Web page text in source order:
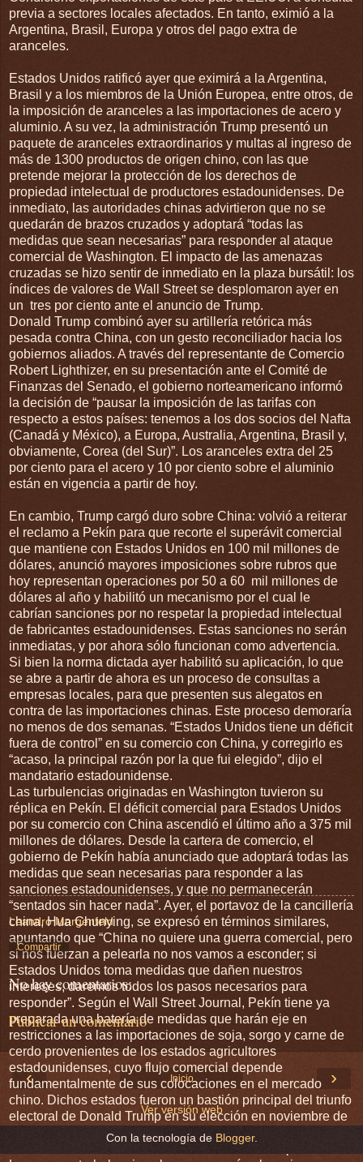
previa a sectores locales afectados. En tanto, eximió a la
Argentina, Brasil, Europa y otros del pago extra de
aranceles.
Estados Unidos ratificó ayer que eximirá a la Argentina,
Brasil y a los miembros de la Unión Europea, entre otros, de
la imposición de aranceles a las importaciones de acero y
aluminio. A su vez, la administración Trump presentó un
paquete de aranceles extraordinarios y multas al ingreso de
más de 1300 productos de origen chino, con las que
pretende mejorar la protección de los derechos de
propiedad intelectual de productores estadounidenses. De
inmediato, las autoridades chinas advirtieron que no se
quedarán de brazos cruzados y adoptará “todas las
medidas que sean necesarias” para responder al ataque
comercial de Washington. El impacto de las amenazas
cruzadas se hizo sentir de inmediato en la plaza bursátil: los
índices de valores de Wall Street se desplomaron ayer en
un tres por ciento ante el anuncio de Trump.
Donald Trump combinó ayer su artillería retórica más
pesada contra China, con un gesto reconciliador hacia los
gobiernos aliados. A través del representante de Comercio
Robert Lighthizer, en su presentación ante el Comité de
Finanzas del Senado, el gobierno norteamericano informó
la decisión de “pausar la imposición de las tarifas con
respecto a estos países: tenemos a los dos socios del Nafta
(Canadá y México), a Europa, Australia, Argentina, Brasil y,
obviamente, Corea (del Sur)”. Los aranceles extra del 25
por ciento para el acero y 10 por ciento sobre el aluminio
están en vigencia a partir de hoy.
En cambio, Trump cargó duro sobre China: volvió a reiterar
el reclamo a Pekín para que recorte el superávit comercial
que mantiene con Estados Unidos en 100 mil millones de
dólares, anunció mayores imposiciones sobre rubros que
hoy representan operaciones por 50 a 60 mil millones de
dólares al año y habilitó un mecanismo por el cual le
cabrían sanciones por no respetar la propiedad intelectual
de fabricantes estadounidenses. Estas sanciones no serán
inmediatas, y por ahora sólo funcionan como advertencia.
Si bien la norma dictada ayer habilitó su aplicación, lo que
se abre a partir de ahora es un proceso de consultas a
empresas locales, para que presenten sus alegatos en
contra de las importaciones chinas. Este proceso demoraría
no menos de dos semanas. “Estados Unidos tiene un déficit
fuera de control” en su comercio con China, y corregirlo es
“acaso, la principal razón por la que fui elegido”, dijo el
mandatario estadounidense.
Las turbulencias originadas en Washington tuvieron su
réplica en Pekín. El déficit comercial para Estados Unidos
por su comercio con China ascendió el último año a 375 mil
millones de dólares. Desde la cartera de comercio, el
gobierno de Pekín había anunciado que adoptará todas las
medidas que sean necesarias para responder a las
sanciones estadounidenses, y que no permanecerán
“sentados sin hacer nada”. Ayer, el portavoz de la cancillería
china, Hua Chunying, se expresó en términos similares,
apuntando que “China no quiere una guerra comercial, pero
si nos fuerzan a pelearla no nos vamos a esconder; si
Estados Unidos toma medidas que dañen nuestros
intereses, daremos todos los pasos necesarios para
responder”. Según el Wall Street Journal, Pekín tiene ya
preparada una batería de medidas que harán eje en
restricciones a las importaciones de soja, sorgo y carne de
cerdo provenientes de los estados agricultores
estadounidenses, cuyo flujo comercial depende
fundamentalmente de sus colocaciones en el mercado
chino. Dichos estados fueron un bastión principal del triunfo
electoral de Donald Trump en su elección en noviembre de
2016. El mercado bursátil neoyorquino ya tomó nota del
estado de ebullición en la relación entre las dos potencias.
Leandro Morgenfeld
Compartir
No hay comentarios:
Publicar un comentario
‹ ›
Inicio
Ver versión web
Con la tecnología de Blogger.